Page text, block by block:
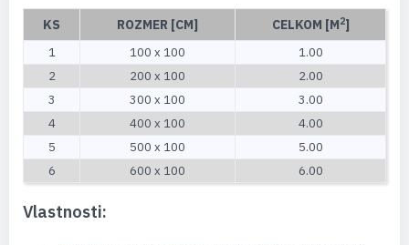
KS ROZMER [CM] CELKOM [M2]
1 100 x 100
1.00
2
200 x 100
2.00
3
300 x 100
3.00
4
400 x 100
4.00
5
500 x 100
5.00
6
600 x 100 6.00
Vlastnosti: